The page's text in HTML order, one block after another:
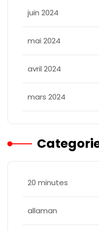
juin 2024
mai 2024
avril 2024
mars 2024
20 minutes
allaman